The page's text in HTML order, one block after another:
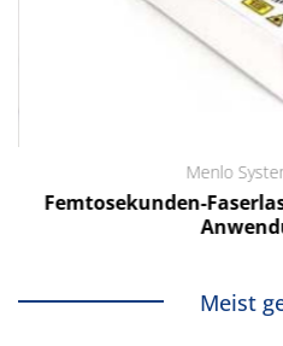
Menlo
Femtosekunden-
Meist